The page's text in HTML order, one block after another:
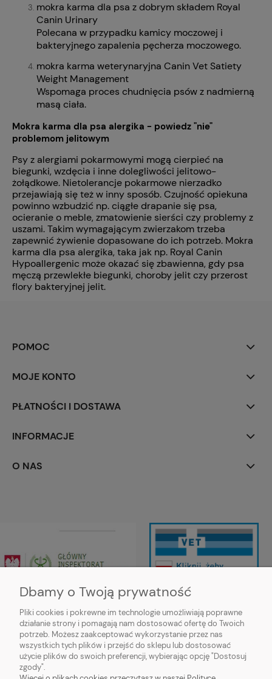
mokra karma dla psa z dobrym składem Royal
Canin Urinary
Polecana w przypadku kamicy moczowej i
bakteryjnego zapalenia pęcherza moczowego.
mokra karma weterynaryjna Canin Vet Satiety
Weight Management
Wspomaga proces chudnięcia psów z nadmierną
masą ciała.
Mokra karma dla psa alergika - powiedz "nie"
problemom jelitowym
Psy z alergiami pokarmowymi mogą cierpieć na
biegunki, wzdęcia i inne dolegliwości jelitowo-
żołądkowe. Nietolerancje pokarmowe nierzadko
przejawiają się też w inny sposób. Czujność opiekuna
powinno wzbudzić np. ciągłe drapanie się psa,
ocieranie o meble, zmatowienie sierści czy problemy z
uszami. Takim wymagającym zwierzakom trzeba
zapewnić żywienie dopasowane do ich potrzeb. Mokra
karma dla psa alergika, taka jak np. Royal Canin
Hypoallergenic może okazać się zbawienna, gdy psa
męczą przewlekłe biegunki, choroby jelit czy przerost
flory bakteryjnej jelit.
POMOC
MOJE KONTO
PŁATNOŚCI I DOSTAWA
INFORMACJE
O NAS
Wojewódzki Inspektorat Weterynarii
w Siedlcach ul. Kazimierzowska 29,
08-110 Siedlce
https://mazowsze.wiw.gov.pl/
Dbamy o Twoją prywatność
Pliki cookies i pokrewne im technologie umożliwiają poprawne
działanie strony i pomagają nam dostosować ofertę do Twoich
potrzeb. Możesz zaakceptować wykorzystanie przez nas
wszystkich tych plików i przejść do sklepu lub dostosować
użycie plików do swoich preferencji, wybierając opcję "Dostosuj
zgody".